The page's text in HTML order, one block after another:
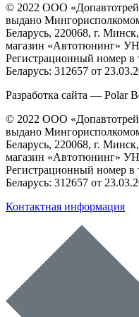
© 2022 ООО
выдано
Беларусь, 220068, г. Минск,
магазин «Автотюнинг»
Регистрационный номер в
Беларусь: 312657 от
Разработка сайта — Polar
© 2022 ООО
выдано
Беларусь, 220068, г. Минск,
магазин «Автотюнинг»
Регистрационный номер в
Беларусь: 312657 от
Контактная информация